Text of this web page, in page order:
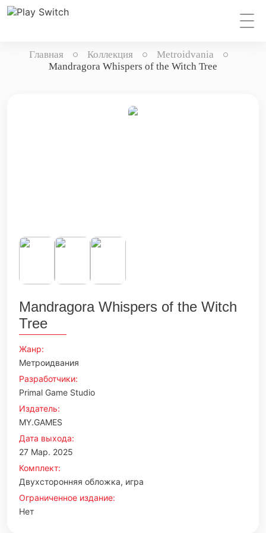
Главная Коллекция
Metroidvania
Mandragora Whispers of the Witch Tree
Mandragora Whispers of the Witch
Tree
Жанр:
Метроидвания
Разработчики:
Primal Game Studio
Издатель:
MY.GAMES
Дата выхода:
27 Мар. 2025
Комплект:
Двухсторонняя обложка, игра
Ограниченное издание:
Нет